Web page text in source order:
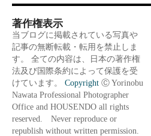
著作権表示
当ブログに掲載されている写真や
記事の無断転載・転用を禁止しま
す。 全ての内容は、日本の著作権
法及び国際条約によって保護を受
けています。 Copyright Ⓒ Yorinobu
Nawata Professional Photographer
Office and HOUSENDO all rights
reserved. Never reproduce or
republish without written permission.